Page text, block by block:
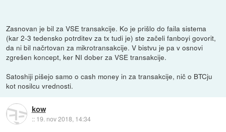
Zasnovan je bil za VSE transakcije. Ko je prišlo do faila sistema
(kar 2-3 tedensko potrditev za tx tudi je) ste začeli fanboyi govorit,
da ni bil načrtovan za mikrotransakcije. V bistvu je pa v osnovi
zgrešen koncept, ker NI dober za VSE transakcije.
Satoshiji pišejo samo o cash money in za transakcije, nič o BTCju
kot nosilcu vrednosti.
kow
:: 19. nov 2018, 14:34